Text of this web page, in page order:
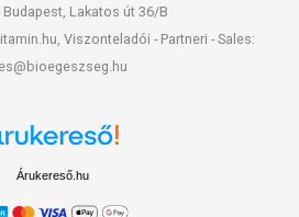
Budapest, Lakatos út 36/B
Viszonteladói - Partneri - Sales:
Árukereső.hu